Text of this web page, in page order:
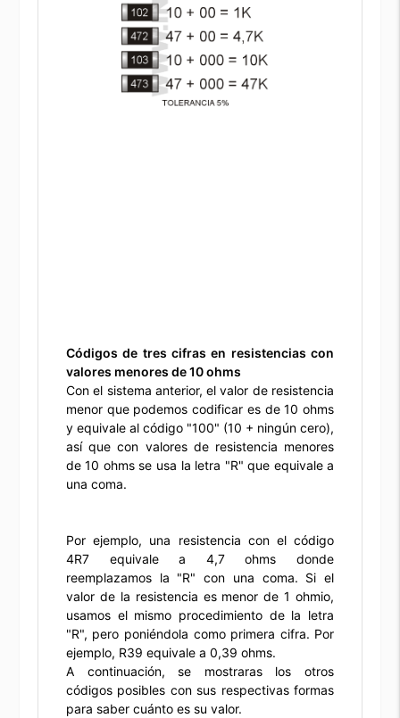
Códigos de tres cifras en resistencias con
valores menores de 10 ohms
Con el sistema anterior, el valor de resistencia
menor que podemos codificar es de 10 ohms
y equivale al código "100" (10 + ningún cero),
así que con valores de resistencia menores
de 10 ohms se usa la letra "R" que equivale a
una coma.
Por ejemplo, una resistencia con el código
4R7 equivale a 4,7 ohms donde
reemplazamos la "R" con una coma. Si el
valor de la resistencia es menor de 1 ohmio,
usamos el mismo procedimiento de la letra
"R", pero poniéndola como primera cifra. Por
ejemplo, R39 equivale a 0,39 ohms.
A continuación, se mostraras los otros
códigos posibles con sus respectivas formas
para saber cuánto es su valor.